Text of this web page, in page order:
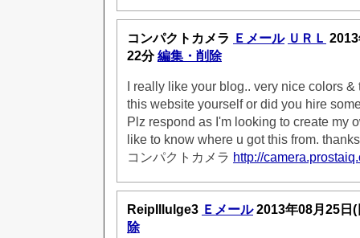
コンパクトカメラ Ｅメール ＵＲＬ
22分編集・削除
I really like your blog.. very nice colors
this website yourself or did you hire
Plz respond as I'm looking to create my
like to know where u got this from. thanks
コンパクトカメラ http://
ReipIllulge3 Ｅメール 2013年08月25日
除